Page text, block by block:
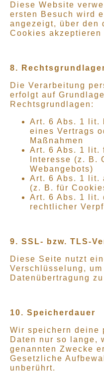
Diese Website
ersten Besuch wird
angezeigt, über den
Cookies
8.
Die Verarbeitung
erfolgt auf
Rechtsgrundlagen:
Art. 6 Abs. 1 lit.
eines Vertrags
Maßnahmen
Art. 6 Abs. 1 lit.
Interesse (z. B.
Webangebots)
Art. 6 Abs. 1 lit.
(z. B. für
Art. 6 Abs. 1 lit.
rechtlicher
9. SSL- bzw. TLS-
Diese Seite nutzt
Verschlüsselung,
Datenübertragung
10. Speicherdauer
Wir speichern deine
Daten nur so lange,
genannten Zwecke
Gesetzliche
unberührt.